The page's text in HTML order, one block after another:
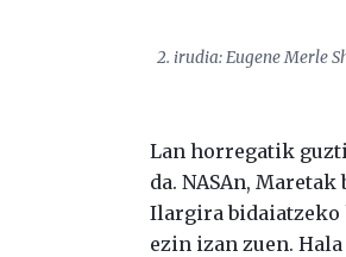
2. irudia: Eugene Merle
Lan horregatik
da. NASAn,
Ilargira bidaiatzeko
ezin izan zuen.